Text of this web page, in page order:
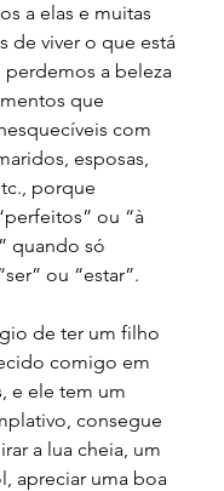
a elas e muitas
de viver o que está
perdemos a beleza
que
com
esposas,
porque
ou “à
quando só
ou “estar”.
de ter um filho
comigo em
e ele tem um
consegue
a lua cheia, um
apreciar uma boa